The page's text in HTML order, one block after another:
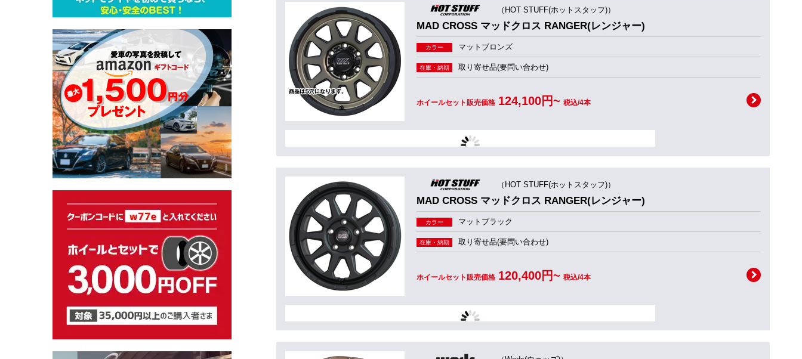
（HOT STUFF(ホットスタッフ)）
MAD CROSS マッドクロス RANGER(レンジャー)
カラー マットブロンズ
在庫・納期 取り寄せ品(要問い合わせ)
ホイールセット販売価格 124,100円~ 税込/4本
（HOT STUFF(ホットスタッフ)）
MAD CROSS マッドクロス RANGER(レンジャー)
カラー マットブラック
在庫・納期 取り寄せ品(要問い合わせ)
ホイールセット販売価格 120,400円~ 税込/4本